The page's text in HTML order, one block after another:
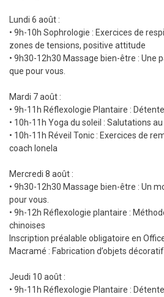
Lundi 6 août :
• 9h-10h Sophrologie : Exercices de
zones de tensions, positive attitude
• 9h30-12h30 Massage bien-être : Une
que pour vous.
Mardi 7 août :
• 9h-11h Réflexologie Plantaire :
• 10h-11h Yoga du soleil : Salutations au
• 10h-11h Réveil Tonic : Exercices de
coach Ionela
Mercredi 8 août :
• 9h30-12h30 Massage bien-être : Un
pour vous.
• 9h-12h Réflexologie plantaire :
chinoises
Inscription préalable obligatoire en
Macramé : Fabrication d’objets
Jeudi 10 août :
• 9h-11h Réflexologie Plantaire :